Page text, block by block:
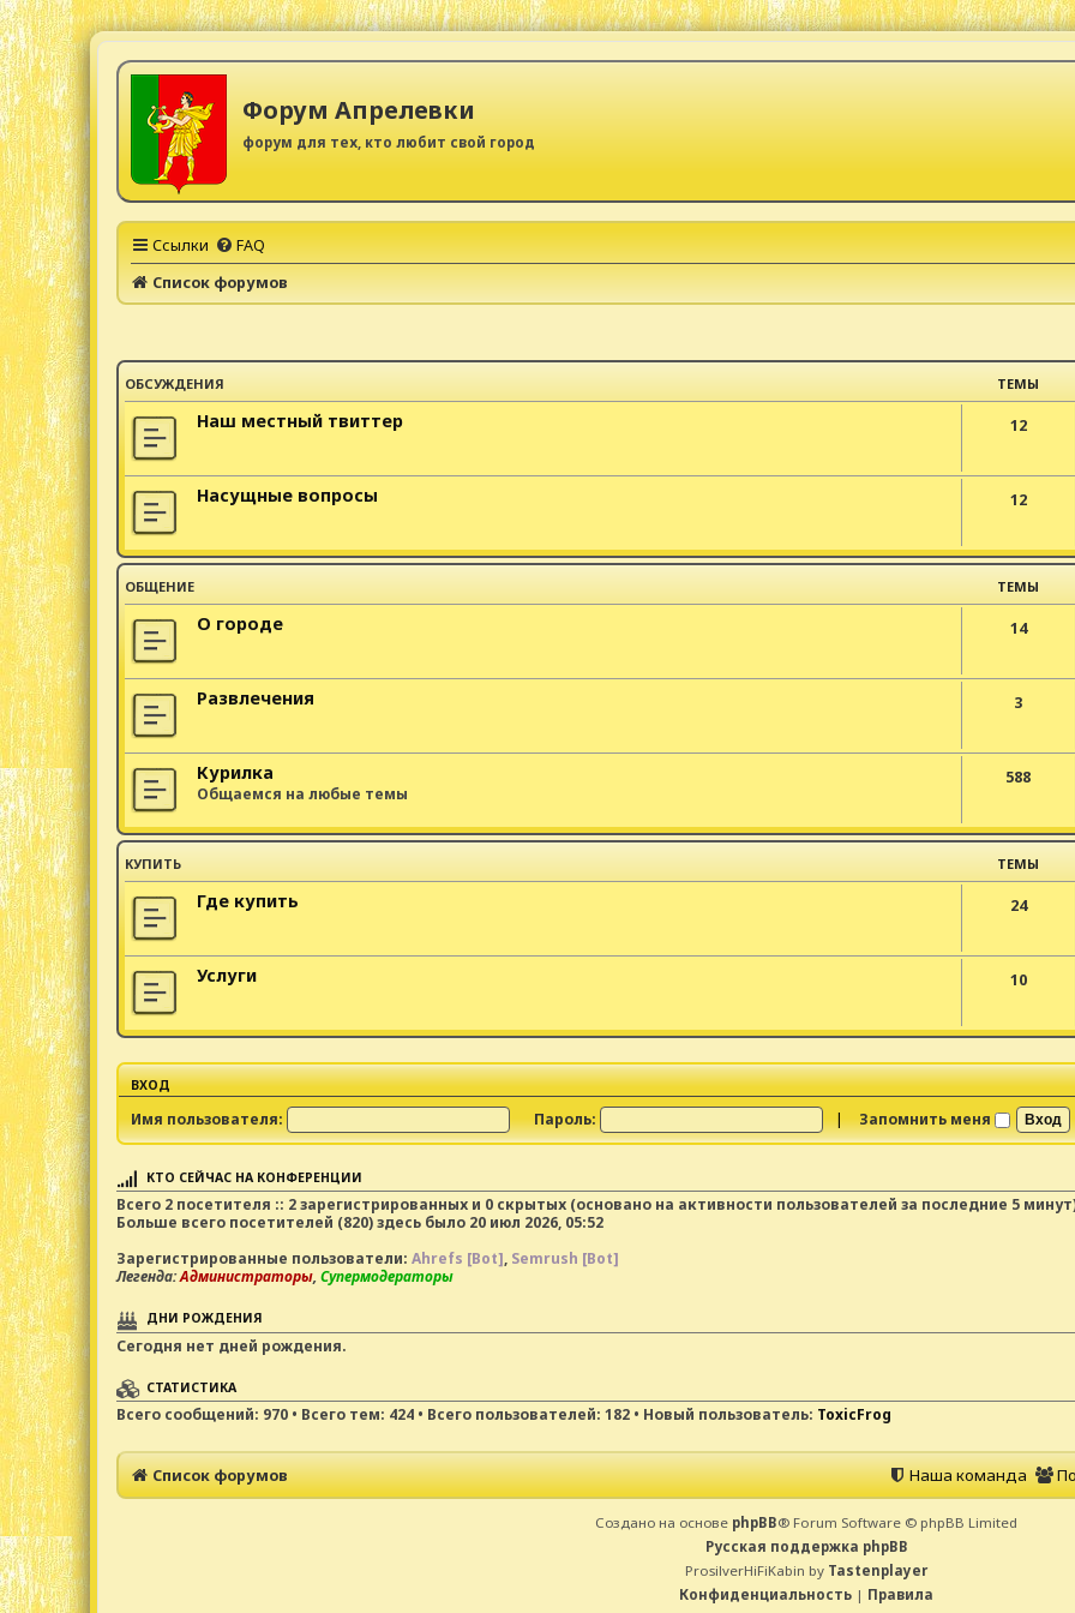
Форум Апрелевки
форум для тех, кто любит свой город
Ссылки FAQ
Список форумов
ОБСУЖДЕНИЯ ТЕМЫ
Наш местный твиттер 12
Насущные вопросы 12
ОБЩЕНИЕ ТЕМЫ
О городе 14
Развлечения 3
Курилка
Общаемся на любые темы
588
КУПИТЬ ТЕМЫ
Где купить 24
Услуги 10
ВХОД
Имя пользователя: Пароль: | Запомнить меня
КТО СЕЙЧАС НА КОНФЕРЕНЦИИ
Всего 2посетителя :: 2 зарегистрированных и 0 скрытых (основано на активности пользователей за последние 5
Больше всего посетителей (820) здесь было 20 июл 2026, 05:52
Зарегистрированные пользователи: Ahrefs [Bot], Semrush [Bot]
Легенда:Администраторы,Супермодераторы
ДНИ РОЖДЕНИЯ
Сегодня нет дней рождения.
СТАТИСТИКА
Всего сообщений: 970• Всего тем: 424• Всего пользователей: 182• Новый пользователь: ToxicFrog
Список форумов Наша команда
Создано на основе phpBB® Forum Software © phpBB Limited
Русская поддержка phpBB
ProsilverHiFiKabin by Tastenplayer
Конфиденциальность | Правила